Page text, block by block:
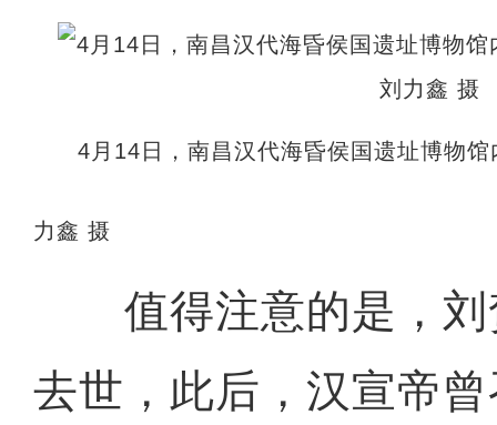
4月14日，南昌汉代海昏侯国遗址博物
力鑫 摄
值得注意的是，刘
去世，此后，汉宣帝